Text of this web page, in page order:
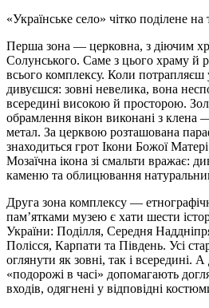
«Українське село» чітко поділене на
Перша зона — церковна, з діючим
Солунського. Саме з цього храму й
всього комплексу. Коли потрапляєш
дивуєшся: зовні невелика, вона
всередині високою й просторою.
обрамлення вікон виконані з клена
метал. За церквою розташована
знаходиться грот Ікони Божої
Мозаїчна ікона зі смальти вражає:
каменю та облицювання
Друга зона комплексу —
пам’ятками музею є хати шести
України: Поділля, Середня
Полісся, Карпати та Південь. Усі
оглянути як зовні, так і всередині.
«подорожі в часі» допомагають
входів, одягнені у відповідні